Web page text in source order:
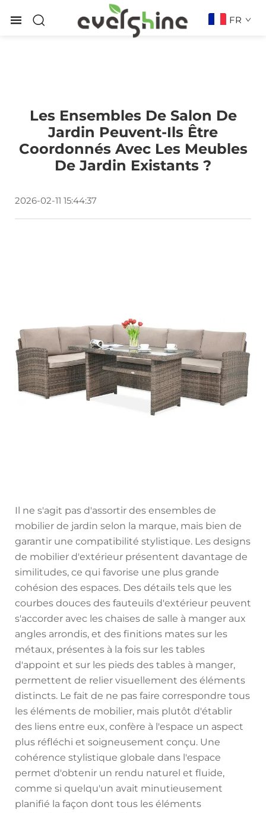
FR
Les Ensembles De Salon De
Jardin Peuvent-Ils Être
Coordonnés Avec Les Meubles
De Jardin Existants ?
2026-02-11 15:44:37
Il ne s'agit pas d'assortir des ensembles de
mobilier de jardin selon la marque, mais bien de
garantir une compatibilité stylistique. Les designs
de mobilier d'extérieur présentent davantage de
similitudes, ce qui favorise une plus grande
cohésion des espaces. Des détails tels que les
courbes douces des fauteuils d'extérieur peuvent
s'accorder avec les chaises de salle à manger aux
angles arrondis, et des finitions mates sur les
métaux, présentes à la fois sur les tables
d'appoint et sur les pieds des tables à manger,
permettent de relier visuellement des éléments
distincts. Le fait de ne pas faire correspondre tous
les éléments de mobilier, mais plutôt d'établir
des liens entre eux, confère à l'espace un aspect
plus réfléchi et soigneusement conçu. Une
cohérence stylistique globale dans l'espace
permet d'obtenir un rendu naturel et fluide,
comme si quelqu'un avait minutieusement
planifié la façon dont tous les éléments